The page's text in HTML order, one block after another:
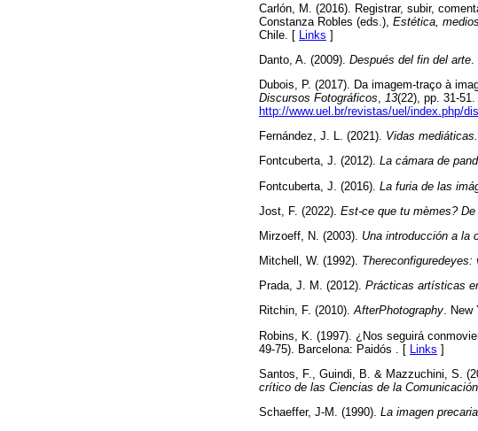
Carlón, M. (2016). Registrar, subir,
Constanza Robles (eds.), Estética,
Chile. [ Links ]
Danto, A. (2009). Después del fin del arte
Dubois, P. (2017). Da imagem-traço à
Discursos Fotográficos
13(22), pp. 31-
http://www.uel.br/revistas/uel/index.php/
Fernández, J. L. (2021). Vidas
Fontcuberta, J. (2012). La cámara de
Fontcuberta, J. (2016). La furia de las
Jost, F. (2022). Est-ce que tu mèmes?
Mirzoeff, N. (2003). Una introducción a la
Mitchell, W. (1992).
Prada, J. M. (2012). Prácticas artísticas
Ritchin, F. (2010).AfterPhotography. New
Robins, K. (1997). ¿Nos seguirá
49-75). Barcelona: Paidós . [ Links ]
Santos, F., Guindi, B. & Mazzuchini, S.
crítico de las Ciencias de la Comunicación
Schaeffer, J-M. (1990). La imagen